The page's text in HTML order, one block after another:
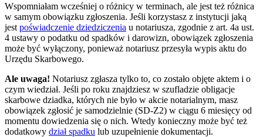
Wspomniałam wcześniej o różnicy w terminach, ale jest też różnica
w samym obowiązku zgłoszenia. Jeśli korzystasz z instytucji jaką
jest poświadczenie dziedziczenia u notariusza, zgodnie z art. 4a ust.
4 ustawy o podatku od spadków i darowizn, obowiązek zgłoszenia
może być wyłączony, ponieważ notariusz przesyła wypis aktu do
Urzędu Skarbowego.
Ale uwaga! Notariusz zgłasza tylko to, co zostało objęte aktem i o
czym wiedział. Jeśli po roku znajdziesz w szufladzie obligacje
skarbowe dziadka, których nie było w akcie notarialnym, masz
obowiązek zgłosić je samodzielnie (SD-Z2) w ciągu 6 miesięcy od
momentu dowiedzenia się o nich. Wtedy konieczny może być też
dodatkowy dział spadku lub uzupełnienie dokumentacji.